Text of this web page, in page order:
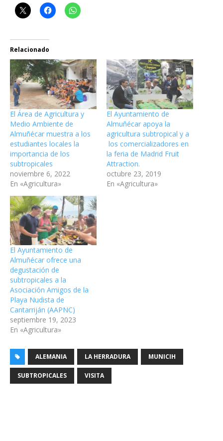
Relacionado
El Área de Agricultura y
Medio Ambiente de
Almuñécar muestra a los
estudiantes locales la
importancia de los
subtropicales
noviembre 6, 2022
En «Agricultura»
El Ayuntamiento de
Almuñécar apoya la
agricultura subtropical y a
los comercializadores en
la feria de Madrid Fruit
Attraction.
octubre 23, 2019
En «Agricultura»
El Ayuntamiento de
Almuñécar ofrece una
degustación de
subtropicales a la
Asociación Amigos de la
Playa Nudista de
Cantarriján (AAPNC)
septiembre 19, 2023
En «Agricultura»
ALEMANIA LA HERRADURA MUNICIH
SUBTROPICALES VISITA